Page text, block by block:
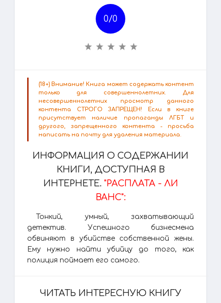
0/0
(18+) Внимание! Книга может содержать контент
только для совершеннолетних. Для
несовершеннолетних просмотр данного
контента СТРОГО ЗАПРЕЩЕН! Если в книге
присутствует наличие пропаганды ЛГБТ и
другого, запрещенного контента - просьба
написать на почту для удаления материала.
ИНФОРМАЦИЯ О СОДЕРЖАНИИ
КНИГИ, ДОСТУПНАЯ В
ИНТЕРНЕТЕ. "РАСПЛАТА - ЛИ
ВАНС":
Тонкий, умный, захватывающий
детектив. Успешного бизнесмена
обвиняют в убийстве собственной жены.
Ему нужно найти убийцу до того, как
полиция поймает его самого.
ЧИТАТЬ ИНТЕРЕСНУЮ КНИГУ